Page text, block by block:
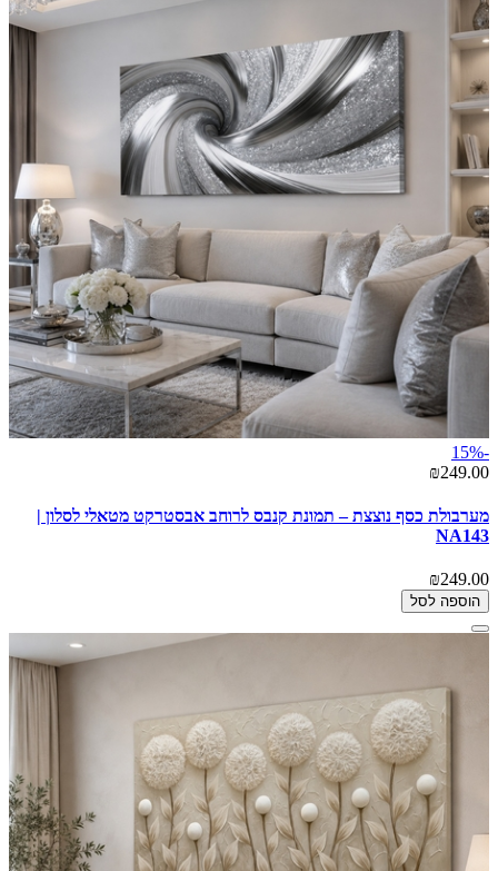
-15%
₪249.00
מערבולת כסף נוצצת – תמונת קנבס לרוחב אבסטרקט מטאלי לסלון |
NA143
₪249.00
הוספה לסל